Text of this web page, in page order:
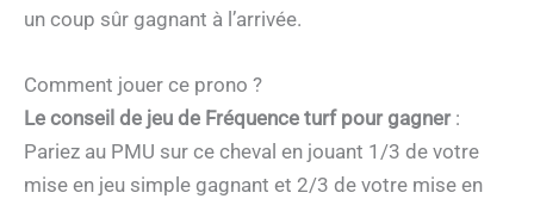
un coup sûr gagnant à l’arrivée.
Comment jouer ce prono ?
Le conseil de jeu de Fréquence turf pour gagner:
Pariez au PMU sur ce cheval en jouant 1/3 de votre
mise en jeu simple gagnant et 2/3 de votre mise en